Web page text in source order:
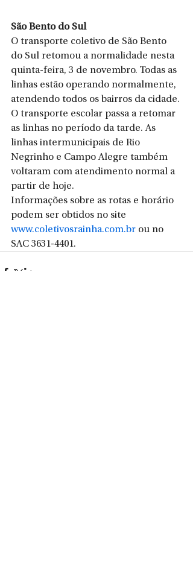
São Bento do Sul
O transporte coletivo de São Bento
do Sul retomou a normalidade nesta
quinta-feira, 3 de novembro. Todas as
linhas estão operando normalmente,
atendendo todos os bairros da cidade.
O transporte escolar passa a retomar
as linhas no período da tarde. As
linhas intermunicipais de Rio
Negrinho e Campo Alegre também
voltaram com atendimento normal a
partir de hoje.
Informações sobre as rotas e horário
podem ser obtidos no site
www.coletivosrainha.com.br ou no
SAC 3631-4401.